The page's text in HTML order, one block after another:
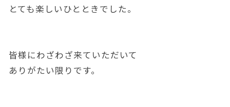
とても楽しいひとときでした。
皆様にわざわざ来ていただいて
ありがたい限りです。